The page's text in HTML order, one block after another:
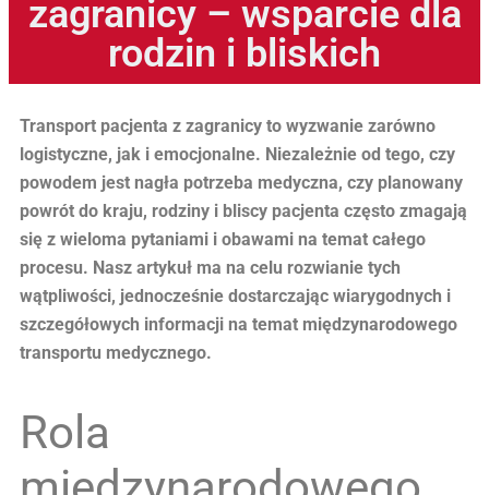
zagranicy – wsparcie dla
rodzin i bliskich
Transport pacjenta z zagranicy to wyzwanie zarówno
logistyczne, jak i emocjonalne. Niezależnie od tego, czy
powodem jest nagła potrzeba medyczna, czy planowany
powrót do kraju, rodziny i bliscy pacjenta często zmagają
się z wieloma pytaniami i obawami na temat całego
procesu. Nasz artykuł ma na celu rozwianie tych
wątpliwości, jednocześnie dostarczając wiarygodnych i
szczegółowych informacji na temat międzynarodowego
transportu medycznego.
Rola